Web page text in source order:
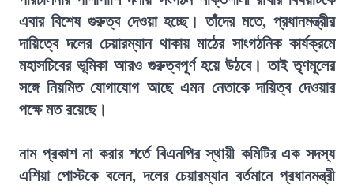
এবার বিশেষ গুরুত্ব দেওয়া হচ্ছে। তাঁদের মতে, প্রধানমন্ত্রীর
দায়িত্বে দলের চেয়ারম্যান থাকায় মাঠের সাংগঠনিক কার্যক্রমে
মহাসচিবের ভূমিকা আরও গুরুত্বপূর্ণ হয়ে উঠবে। তাই তৃণমূলের
সঙ্গে নিয়মিত যোগাযোগ আছে এমন নেতাকে দায়িত্ব দেওয়ার
পক্ষে মত রয়েছে।
নাম প্রকাশ না করার শর্তে বিএনপির স্থায়ী কমিটির এক সদস্য
এশিয়া পোস্টকে বলেন, দলের চেয়ারম্যান বর্তমানে প্রধানমন্ত্রী